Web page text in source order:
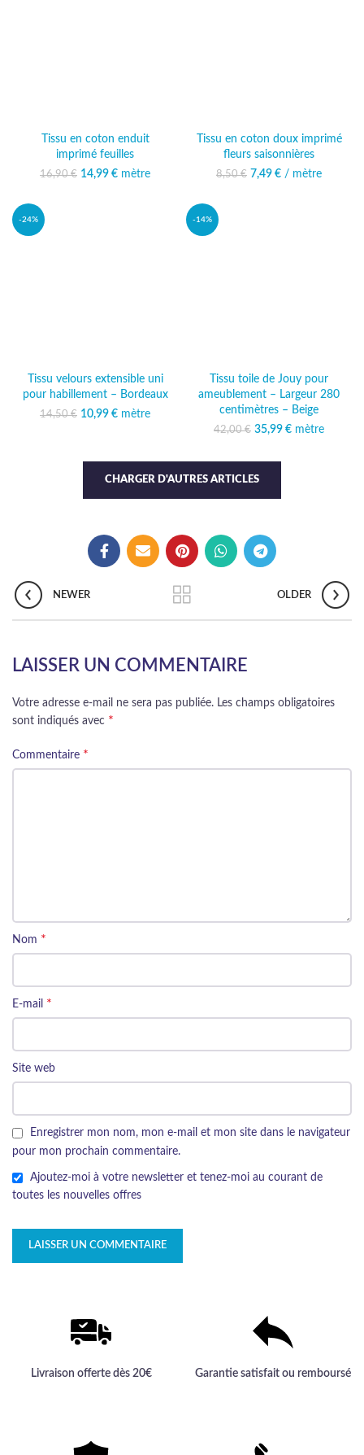
Tissu en coton enduit
imprimé feuilles
16,90€ Le prix initial était :
14,99 €
Le prix
mètre
Tissu en coton doux imprimé
fleurs saisonnières
8,50€
Le prix initial était :
7,49 € Le prix actuel
/ mètre
-24%
Tissu velours extensible uni
pour habillement – Bordeaux
14,50€ Le prix initial était :
10,99 €
Le prix
mètre
-14%
Tissu toile de Jouy pour
ameublement – Largeur 280
centimètres – Beige
42,00€ Le prix initial était :
35,99 €
Le prix
mètre
CHARGER D'AUTRES ARTICLES
NEWER OLDER
LAISSER UN COMMENTAIRE
Votre adresse e-mail ne sera pas publiée. Les champs obligatoires
sont indiqués avec *
Commentaire *
Nom *
E-mail *
Site web
Enregistrer mon nom, mon e-mail et mon site dans le navigateur
pour mon prochain commentaire.
Ajoutez-moi à votre newsletter et tenez-moi au courant de
toutes les nouvelles offres
Livraison offerte dès 20€ Garantie satisfait ou remboursé